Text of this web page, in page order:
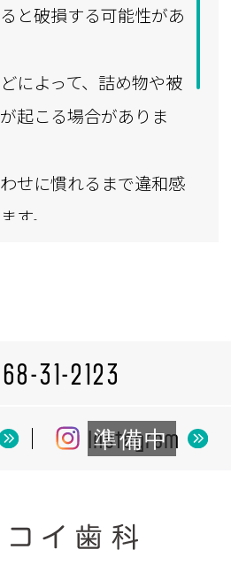
と破損する可能性があ
によって、詰め物や被
起こる場合がありま
せに慣れるまで違和感
す。
剤の影響により知覚過
白さが後戻りする可能
要です。
31-2123
Instagram